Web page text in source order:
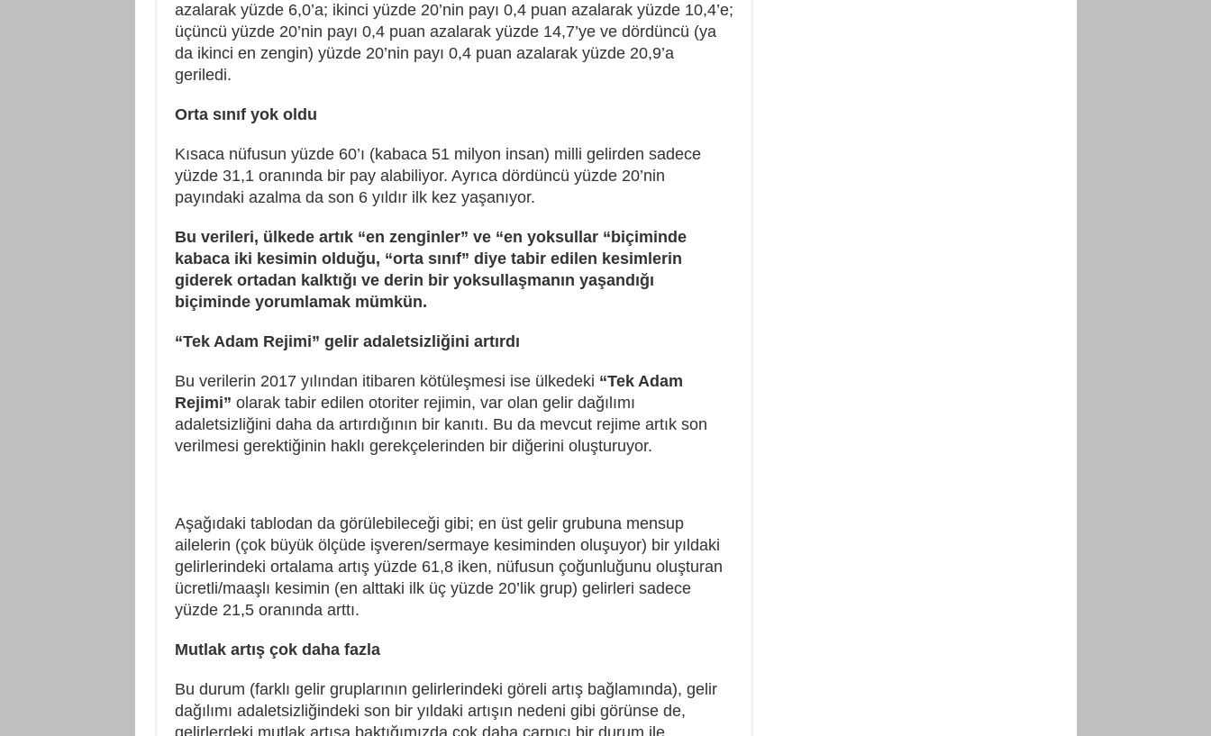
azalarak yüzde 6,0’a; ikinci yüzde 20’nin payı 0,4 puan azalarak yüzde 10,4’e;
üçüncü yüzde 20’nin payı 0,4 puan azalarak yüzde 14,7’ye ve dördüncü (ya
da ikinci en zengin) yüzde 20’nin payı 0,4 puan azalarak yüzde 20,9’a
geriledi.
Orta sınıf yok oldu
Kısaca nüfusun yüzde 60’ı (kabaca 51 milyon insan) milli gelirden sadece
yüzde 31,1 oranında bir pay alabiliyor. Ayrıca dördüncü yüzde 20’nin
payındaki azalma da son 6 yıldır ilk kez yaşanıyor.
Bu verileri, ülkede artık “en zenginler” ve “en yoksullar “biçiminde
kabaca iki kesimin olduğu, “orta sınıf” diye tabir edilen kesimlerin
giderek ortadan kalktığı ve derin bir yoksullaşmanın yaşandığı
biçiminde yorumlamak mümkün.
“Tek Adam Rejimi” gelir adaletsizliğini artırdı
Bu verilerin 2017 yılından itibaren kötüleşmesi ise ülkedeki “Tek Adam
Rejimi” olarak tabir edilen otoriter rejimin, var olan gelir dağılımı
adaletsizliğini daha da artırdığının bir kanıtı. Bu da mevcut rejime artık son
verilmesi gerektiğinin haklı gerekçelerinden bir diğerini oluşturuyor.
Aşağıdaki tablodan da görülebileceği gibi; en üst gelir grubuna mensup
ailelerin (çok büyük ölçüde işveren/sermaye kesiminden oluşuyor) bir yıldaki
gelirlerindeki ortalama artış yüzde 61,8 iken, nüfusun çoğunluğunu oluşturan
ücretli/maaşlı kesimin (en alttaki ilk üç yüzde 20’lik grup) gelirleri sadece
yüzde 21,5 oranında arttı.
Mutlak artış çok daha fazla
Bu durum (farklı gelir gruplarının gelirlerindeki göreli artış bağlamında), gelir
dağılımı adaletsizliğindeki son bir yıldaki artışın nedeni gibi görünse de,
gelirlerdeki mutlak artışa baktığımızda çok daha çarpıcı bir durum ile